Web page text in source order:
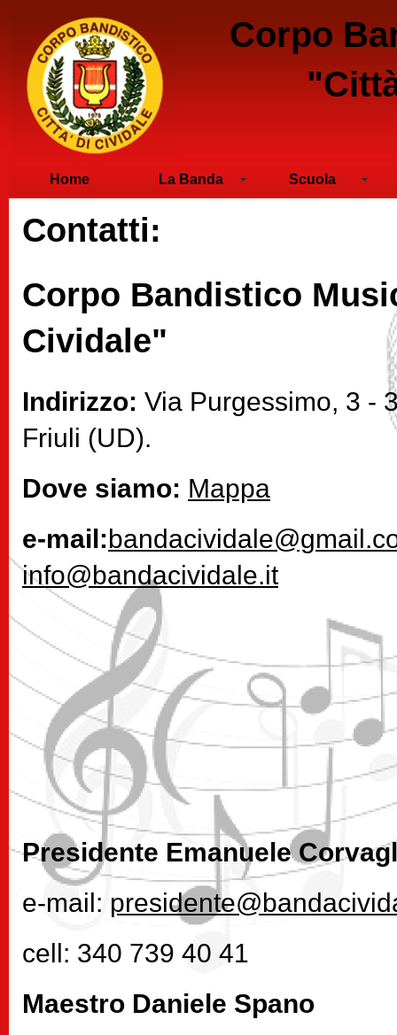
Corpo
Home La Banda Scuola
Contatti:
Corpo Bandistico
Cividale"
Indirizzo: Via Purgessimo, 3 -
Friuli (UD).
Dove siamo: Mappa
e-mail:
info@bandacividale.it
Presidente Emanuele
e-mail:
cell: 340 739 40 41
Maestro Daniele Spano